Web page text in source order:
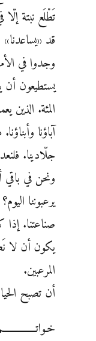
تَطْلَع نبتة
قد
وجدوا في
يستطيعون أن
المئة. الذين
آباؤنا
جلّادينا.
ونحن في باقي
يرعبوننا
صناعتنا. إذا
يكون أن لا
المرعبين.
أن تصبح